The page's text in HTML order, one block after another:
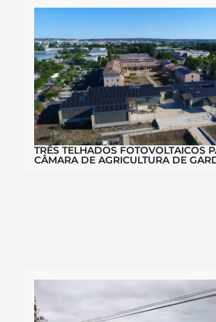
TRÊS TELHADOS FOTOVOLTAICOS
CÂMARA DE AGRICULTURA DE